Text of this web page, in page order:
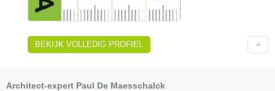
BEKIJK VOLLEDIG PROFIEL
Architect-expert Paul De Maesschalck